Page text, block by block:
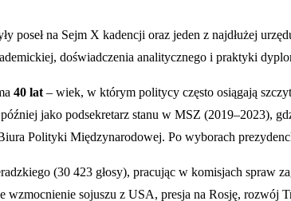
poseł na Sejm X kadencji oraz jeden z najdłużej
doświadczenia analitycznego i praktyki
40 lat – wiek, w którym politycy często osiągają
jako podsekretarz stanu w MSZ (2019–2023),
Polityki Międzynarodowej. Po wyborach
(30 423 głosy), pracując w komisjach
wzmocnienie sojuszu z USA, presja na Rosję, rozwój